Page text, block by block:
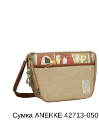
Сумка ANEKKE 42713-050